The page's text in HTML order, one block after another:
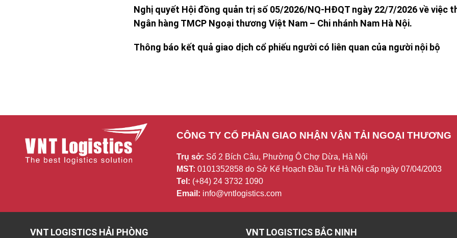
Nghị quyết Hội đồng quản trị số 05/2026/NQ-HĐQT ngày 22/7/2026 về việc
Ngân hàng TMCP Ngoại thương Việt Nam – Chi nhánh Nam Hà Nội.
Thông báo kết quả giao dịch cổ phiếu người có liên quan của người nội bộ
CÔNG TY CỔ PHẦN GIAO NHẬN VẬN TẢI NGOẠI THƯƠNG
Trụ sở: Số 2 Bích Câu, Phường Ô Chợ Dừa, Hà Nội
MST: 0101352858 do Sở Kế Hoạch Đầu Tư Hà Nội cấp ngày 07/04/2003
Tel: (+84) 24 3732 1090
Email: info@vntlogistics.com
VNT LOGISTICS HẢI PHÒNG VNT LOGISTICS BẮC NINH